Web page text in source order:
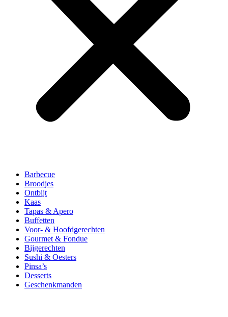
Barbecue
Broodjes
Ontbijt
Kaas
Tapas & Apero
Buffetten
Voor- & Hoofdgerechten
Gourmet & Fondue
Bijgerechten
Sushi & Oesters
Pinsa’s
Desserts
Geschenkmanden